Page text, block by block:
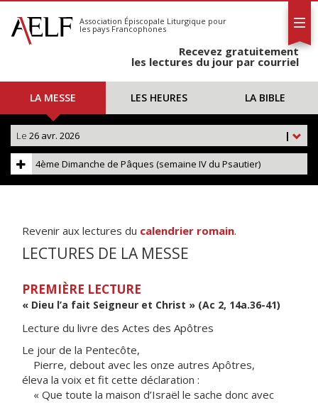
S'abonner
Calendrier
Association Épiscopale Liturgique pour
les pays Francophones
Recevez gratuitement
les lectures du jour par courriel
LA MESSE LES HEURES LA BIBLE
|
Le 26 avr. 2026
4ème Dimanche de Pâques (semaine IV du Psautier)
Revenir aux lectures du calendrier romain.
LECTURES DE LA MESSE
PREMIÈRE LECTURE
« Dieu l’a fait Seigneur et Christ » (Ac 2, 14a.36-41)
Lecture du livre des Actes des Apôtres
Le jour de la Pentecôte,
Pierre, debout avec les onze autres Apôtres,
éleva la voix et fit cette déclaration :
« Que toute la maison d’Israël le sache donc avec